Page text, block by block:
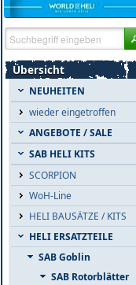
Übersicht
NEUHEITEN
wieder eingetroffen
ANGEBOTE / SALE
SAB HELI KITS
SCORPION
WoH-Line
HELI BAUSÄTZE / KITS
HELI ERSATZTEILE
SAB Goblin
SAB Rotorblätter